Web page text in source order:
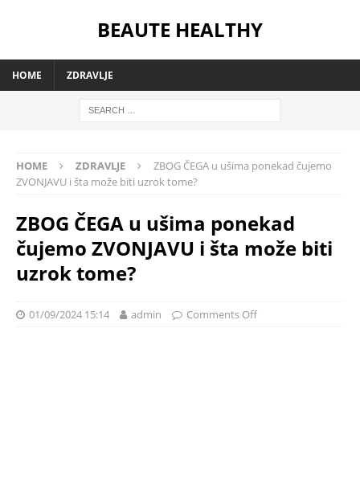
BEAUTE HEALTHY
HOME ZDRAVLJE
HOME ZDRAVLJE
ZBOG ČEGA u ušima ponekad čujemo
ZVONJAVU i šta može biti uzrok tome?
ZBOG ČEGA u ušima ponekad
čujemo ZVONJAVU i šta može biti
uzrok tome?
01/09/2024 15:14 admin Comments Off